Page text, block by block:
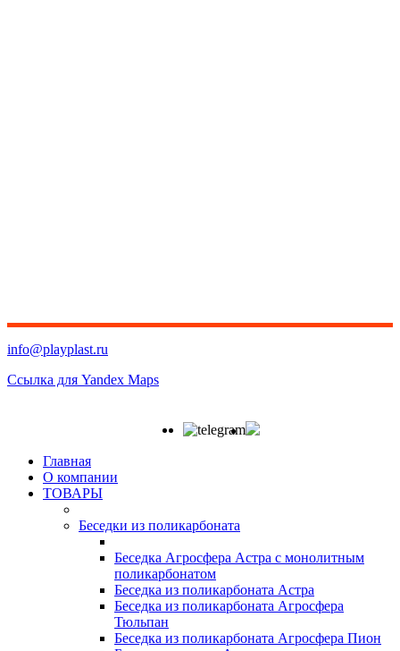
info@playplast.ru
Ссылка для Yandex Maps
Главная
О компании
ТОВАРЫ
Беседки из поликарбоната
Беседка Агросфера Астра с монолитным
поликарбонатом
Беседка из поликарбоната Астра
Беседка из поликарбоната Агросфера
Тюльпан
Беседка из поликарбоната Агросфера Пион